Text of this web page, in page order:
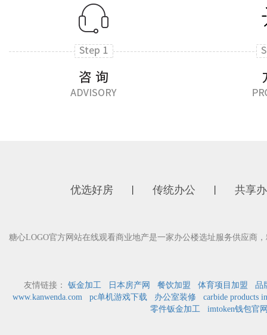
优选好房 传统办公 共享
糖心LOGO官方网站在线观看商业地产是一家办公楼选址服务供应商
友情链接： 钣金加工 日本房产网 餐饮加盟 体育项目加盟
品
www.kanwenda.com
pc单机游戏下载 办公室装修
carbide products
零件钣金加工
imtoken钱包官